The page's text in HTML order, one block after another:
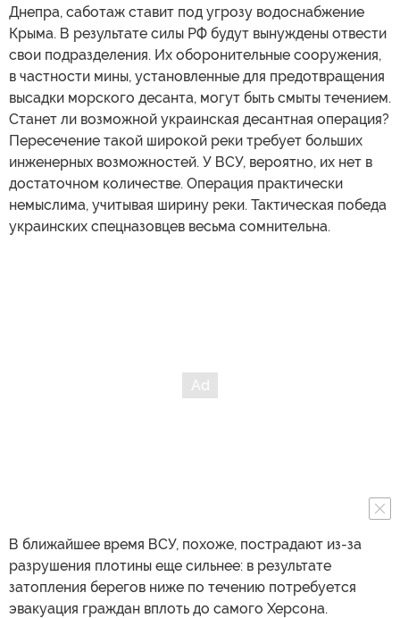
Днепра, саботаж ставит под угрозу водоснабжение
Крыма. В результате силы РФ будут вынуждены отвести
свои подразделения. Их оборонительные сооружения,
в частности мины, установленные для предотвращения
высадки морского десанта, могут быть смыты течением.
Станет ли возможной украинская десантная операция?
Пересечение такой широкой реки требует больших
инженерных возможностей. У ВСУ, вероятно, их нет в
достаточном количестве. Операция практически
немыслима, учитывая ширину реки. Тактическая победа
украинских спецназовцев весьма сомнительна.
В ближайшее время ВСУ, похоже, пострадают из-за
разрушения плотины еще сильнее: в результате
затопления берегов ниже по течению потребуется
эвакуация граждан вплоть до самого Херсона.